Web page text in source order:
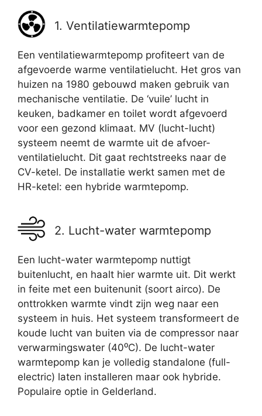
1. Ventilatiewarmtepomp
Een ventilatiewarmtepomp profiteert van de
afgevoerde warme ventilatielucht. Het gros van
huizen na 1980 gebouwd maken gebruik van
mechanische ventilatie. De ‘vuile’ lucht in
keuken, badkamer en toilet wordt afgevoerd
voor een gezond klimaat. MV (lucht-lucht)
systeem neemt de warmte uit de afvoer-
ventilatielucht. Dit gaat rechtstreeks naar de
CV-ketel. De installatie werkt samen met de
HR-ketel: een hybride warmtepomp.
2. Lucht-water warmtepomp
Een lucht-water warmtepomp nuttigt
buitenlucht, en haalt hier warmte uit. Dit werkt
in feite met een buitenunit (soort airco). De
onttrokken warmte vindt zijn weg naar een
systeem in huis. Het systeem transformeert de
koude lucht van buiten via de compressor naar
verwarmingswater (40⁰C). De lucht-water
warmtepomp kan je volledig standalone (full-
electric) laten installeren maar ook hybride.
Populaire optie in Gelderland.